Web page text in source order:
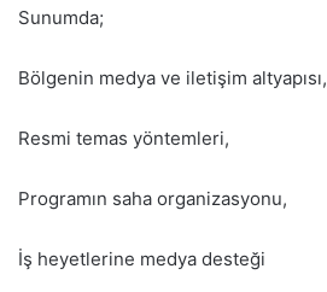
Sunumda;
Bölgenin medya ve iletişim altyapısı,
Resmi temas yöntemleri,
Programın saha organizasyonu,
İş heyetlerine medya desteği